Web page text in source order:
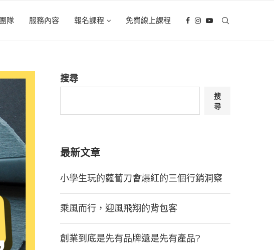
隊 服務內容 報名課程 免費線上課程
搜尋
搜
尋
最新文章
小學生玩的蘿蔔刀會爆紅的三個行銷洞察
乘風而行，迎風飛翔的背包客
創業到底是先有品牌還是先有產品?